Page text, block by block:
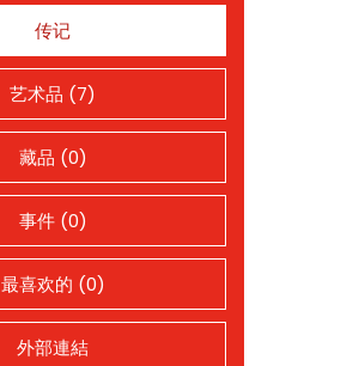
传记
艺术品 (7)
藏品 (0)
事件 (0)
最喜欢的 (0)
外部連結